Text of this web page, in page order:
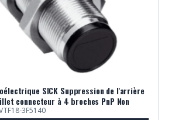
SICK Suppression de l'arrière
connecteur à 4 broches PnP Non
3F5140